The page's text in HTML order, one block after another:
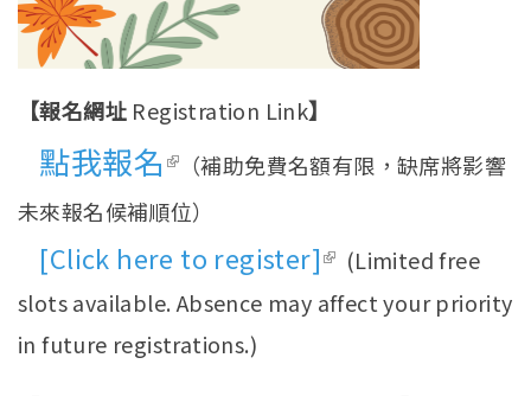
【報名網址 Registration Link】
點我報名(link is external)
（補助免費名額有限，缺席將影響
未來報名候補順位）
[Click here to register](link is
external)
(Limited free
slots available. Absence may affect your priority
in future registrations.)